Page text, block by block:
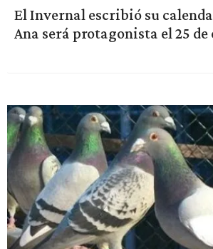
El Invernal escribió su
Ana será protagonista el 25